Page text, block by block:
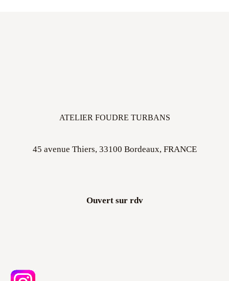
ATELIER FOUDRE TURBANS
45 avenue Thiers, 33100 Bordeaux, FRANCE
Ouvert sur rdv